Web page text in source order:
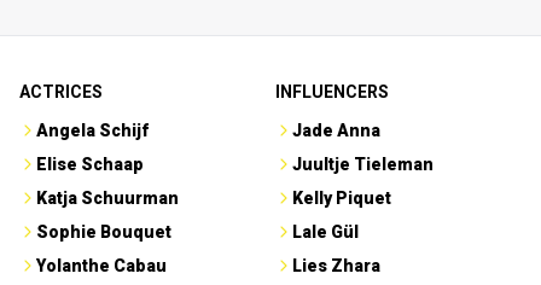
ACTRICES
Angela Schijf
Elise Schaap
Katja Schuurman
Sophie Bouquet
Yolanthe Cabau
INFLUENCERS
Jade Anna
Juultje Tieleman
Kelly Piquet
Lale Gül
Lies Zhara